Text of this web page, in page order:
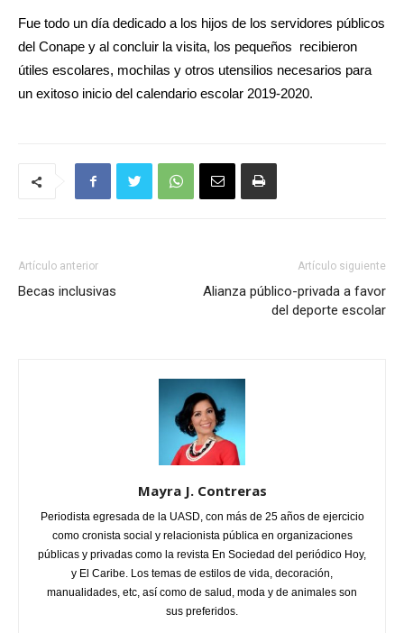
Fue todo un día dedicado a los hijos de los servidores públicos
del Conape y al concluir la visita, los pequeños recibieron
útiles escolares, mochilas y otros utensilios necesarios para
un exitoso inicio del calendario escolar 2019-2020.
Artículo anterior
Becas inclusivas
Artículo siguiente
Alianza público-privada a favor
del deporte escolar
Mayra J. Contreras
Periodista egresada de la UASD, con más de 25 años de ejercicio
como cronista social y relacionista pública en organizaciones
públicas y privadas como la revista En Sociedad del periódico Hoy,
y El Caribe. Los temas de estilos de vida, decoración,
manualidades, etc, así como de salud, moda y de animales son
sus preferidos.